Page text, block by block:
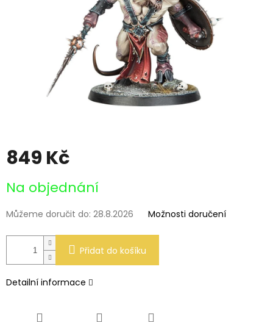
849 Kč
cena:
Na objednání
Můžeme doručit do: 28.8.2026 Možnosti doručení
Přidat do košíku
Detailní informace